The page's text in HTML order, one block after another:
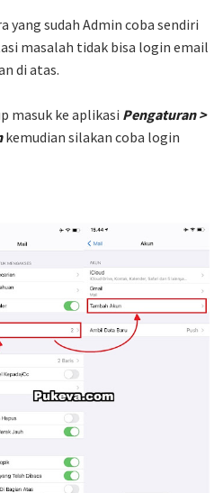
yang sudah Admin coba sendiri
masalah tidak bisa login email
di atas.
masuk ke aplikasi Pengaturan >
kemudian silakan coba login